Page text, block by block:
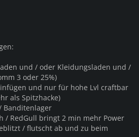
und / oder Kleidungsladen und /
3 oder 25%)
und nur für hohe Lvl craftbar
als Spitzhacke)
Banditenlager
/ RedGull bringt 2 min mehr Power
/ flutscht ab und zu beim